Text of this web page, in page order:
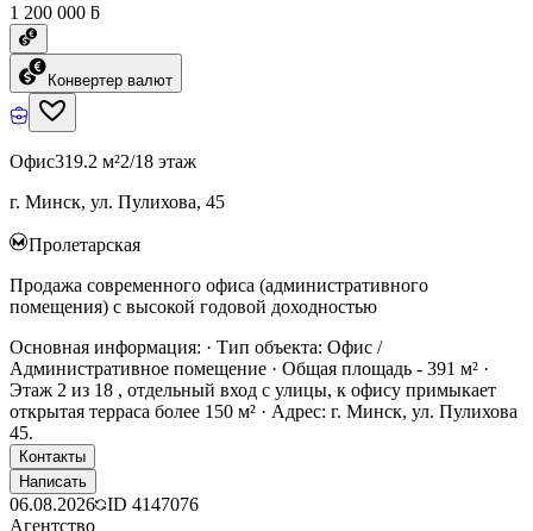
1 200 000 ƃ
Конвертер валют
Офис319.2 м²2/18 этаж
г. Минск, ул. Пулихова, 45
Пролетарская
Продажа современного офиса (административного
помещения) с высокой годовой доходностью
Основная информация: · Тип объекта: Офис /
Административное помещение · Общая площадь - 391 м² ·
Этаж 2 из 18 , отдельный вход с улицы, к офису примыкает
открытая терраса более 150 м² · Адрес: г. Минск, ул. Пулихова
45.
Контакты
Написать
06.08.2026 ID 4147076
Агентство